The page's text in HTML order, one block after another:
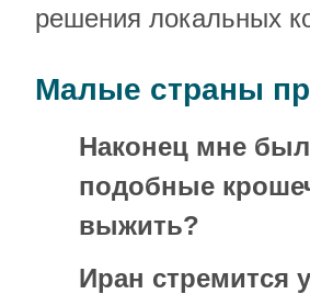
решения локальных
Малые страны
Наконец мне
подобные
выжить?
Иран стремится